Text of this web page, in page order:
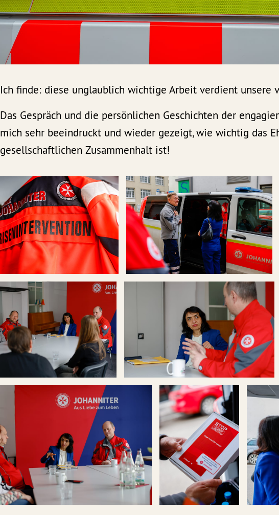
Ich finde: diese unglaublich wichtige Arbeit verdient unsere
Das Gespräch und die persönlichen Geschichten der
mich sehr beeindruckt und wieder gezeigt, wie wichtig das
gesellschaftlichen Zusammenhalt ist!